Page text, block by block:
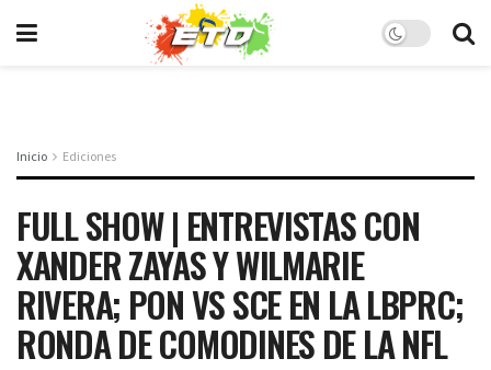
Inicio Ediciones
FULL SHOW | ENTREVISTAS CON
XANDER ZAYAS Y WILMARIE
RIVERA; PON VS SCE EN LA LBPRC;
RONDA DE COMODINES DE LA NFL